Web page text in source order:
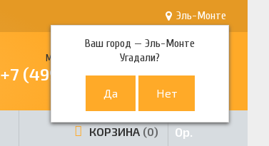
Эль-Монте
Ваш город —Эль-Монте
Угадали?
Многоканальный телефон
+7 (499) 380-80-80
КОРЗИНА 0 0р.